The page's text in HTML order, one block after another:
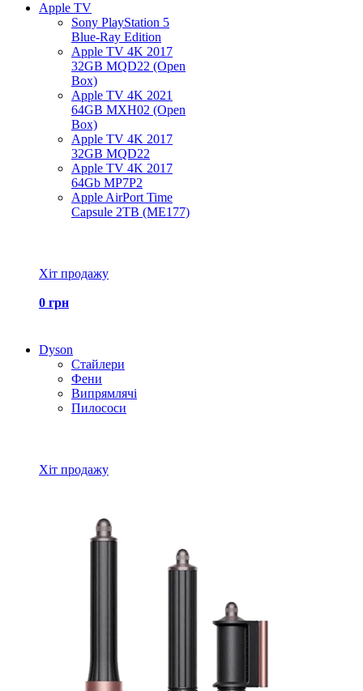
Apple TV
Sony PlayStation 5
Blue-Ray Edition
Apple TV 4K 2017
32GB MQD22 (Open
Box)
Apple TV 4K 2021
64GB MXH02 (Open
Box)
Apple TV 4K 2017
32GB MQD22
Apple TV 4K 2017
64Gb MP7P2
Apple AirPort Time
Capsule 2TB (ME177)
Хіт продажу
0 грн
Dyson
Стайлери
Фени
Випрямлячі
Пилососи
Хіт продажу